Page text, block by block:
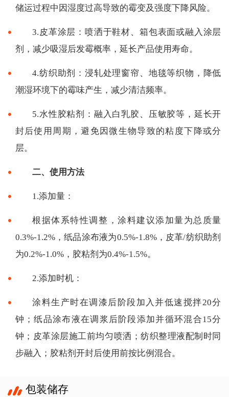
储运过程中因湿度过高导致的霉变及强度下降风险。
3.皮革涂层：喷洒于鞋材、箱包表面或融入涂层
剂，减少吸湿后发霉概率，延长产品使用寿命。
4.纺织助剂：浸轧处理窗帘、地毯等织物，降低
潮湿环境下的霉味产生，减少清洁频率。
5.水性胶粘剂：融入白乳胶、压敏胶等，延长开
封后使用周期，避免因微生物导致的粘度下降或分
层。
二、使用方法
1.添加量：
根据体系特性调整，涂料建议添加量为总质量
0.3%-1.2%，纸品涂布液为0.5%-1.8%，皮革/纺织助剂
为0.2%-1.0%，胶粘剂为0.4%-1.5%。
2.添加时机：
涂料生产时在调漆后阶段加入并低速搅拌20分
钟；纸品涂布液在调浆后阶段添加并循环混合15分
钟；皮革涂层施工前均匀喷洒；纺织整理液配制时同
步融入；胶粘剂开封后使用前按比例混合。
包装储存